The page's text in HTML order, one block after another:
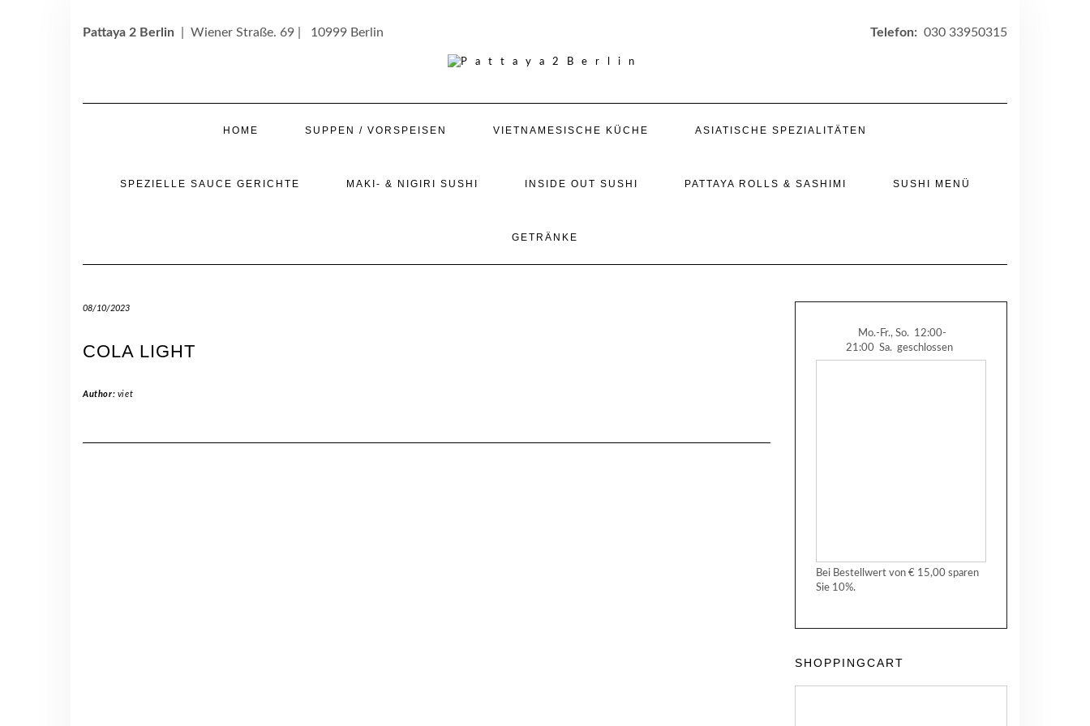
Pattaya 2 Berlin | Wiener Straße. 69 | 10999 Berlin Telefon: 030 33950315
HOME SUPPEN / VORSPEISEN VIETNAMESISCHE KÜCHE ASIATISCHE SPEZIALITÄTEN
SPEZIELLE SAUCE GERICHTE MAKI- & NIGIRI SUSHI INSIDE OUT SUSHI PATTAYA ROLLS & SASHIMI SUSHI MENÜ
GETRÄNKE
08/10/2023
COLA LIGHT
Author: viet
Mo.-Fr., So. 12:00-
21:00 Sa. geschlossen
Bei Bestellwert von € 15,00 sparen
Sie 10%.
SHOPPINGCART